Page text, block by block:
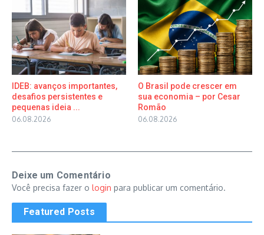
IDEB: avanços importantes,
desafios persistentes e
pequenas ideia ...
06.08.2026
O Brasil pode crescer em
sua economia – por Cesar
Romão
06.08.2026
Deixe um Comentário
Você precisa fazer o login para publicar um comentário.
Featured Posts